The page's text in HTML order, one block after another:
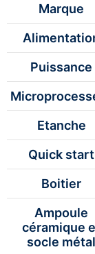
Marque
Puissance
Etanche
Quick start
Boitier
Ampoule
céramique
socle métal